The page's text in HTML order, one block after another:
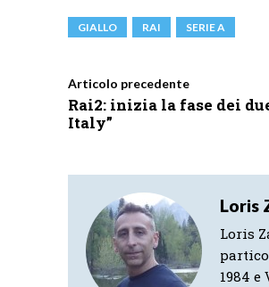
GIALLO RAI SERIE A
Articolo precedente
Rai2: inizia la fase dei
Italy”
Loris
Loris
1984